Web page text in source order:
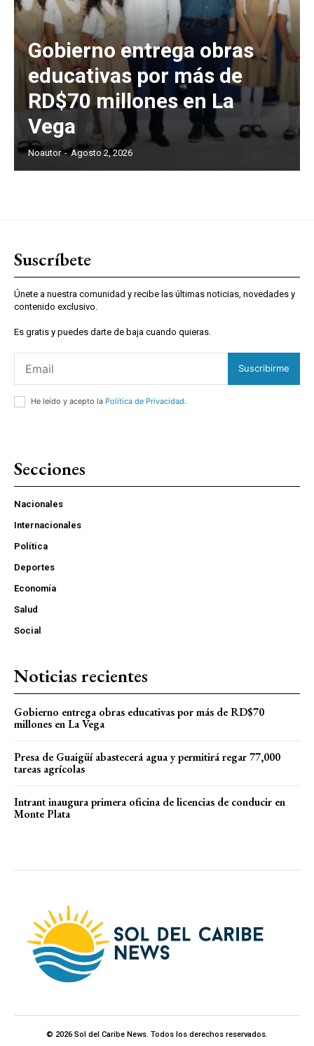
Gobierno entrega obras
educativas por más de
RD$70 millones en La
Vega
Noautor - Agosto 2, 2026
Suscríbete
Únete a nuestra comunidad y recibe las últimas noticias, novedades y
contenido exclusivo.
Es gratis y puedes darte de baja cuando quieras.
Suscribirme
He leído y acepto la Política de Privacidad.
Secciones
Nacionales
Internacionales
Política
Deportes
Economía
Salud
Social
Noticias recientes
Gobierno entrega obras educativas por más de RD$70
millones en La Vega
Presa de Guaigüí abastecerá agua y permitirá regar 77,000
tareas agrícolas
Intrant inaugura primera oficina de licencias de conducir en
Monte Plata
© 2026 Sol del Caribe News. Todos los derechos reservados.